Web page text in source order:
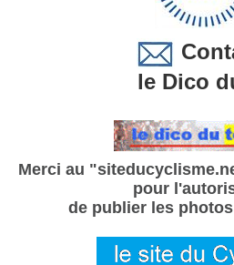
le Dico
Merci au
pour
de publier les